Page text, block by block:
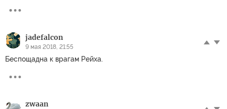
jadefalcon
9 мая 2018, 21:55
Беспощадна к врагам Рейха.
zwaan